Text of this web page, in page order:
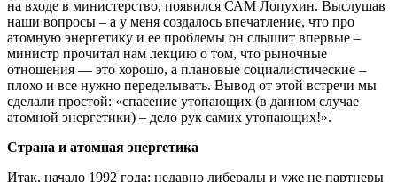
на входе в министерство, появился САМ Лопухин. Выслушав
наши вопросы – а у меня создалось впечатление, что про
атомную энергетику и ее проблемы он слышит впервые –
министр прочитал нам лекцию о том, что рыночные
отношения — это хорошо, а плановые социалистические –
плохо и все нужно переделывать. Вывод от этой встречи мы
сделали простой: «спасение утопающих (в данном случае
атомной энергетики) – дело рук самих утопающих!».
Страна и атомная энергетика
Итак, начало 1992 года: недавно либералы и уже не партнеры